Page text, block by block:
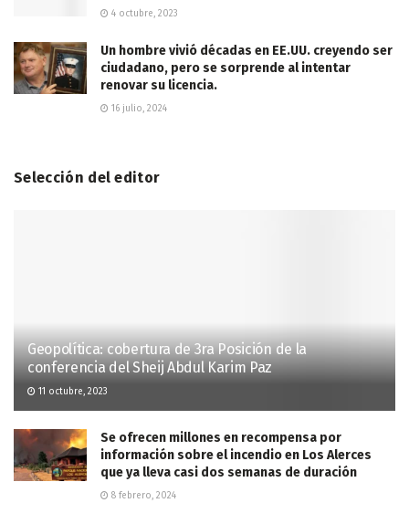
4 octubre, 2023
Un hombre vivió décadas en EE.UU. creyendo ser
ciudadano, pero se sorprende al intentar
renovar su licencia.
16 julio, 2024
Selección del editor
Geopolítica: cobertura de 3ra Posición de la
conferencia del Sheij Abdul Karim Paz
11 octubre, 2023
Se ofrecen millones en recompensa por
información sobre el incendio en Los Alerces
que ya lleva casi dos semanas de duración
8 febrero, 2024